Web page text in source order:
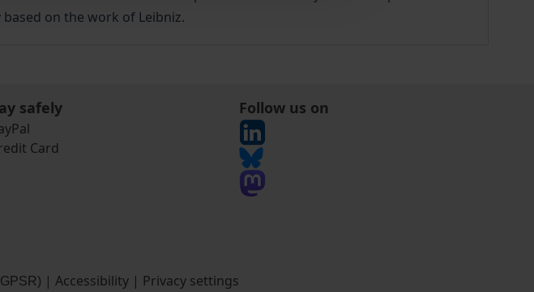
on the work of Leibniz.
safely
Card
Follow us on
| Accessibility | Privacy settings